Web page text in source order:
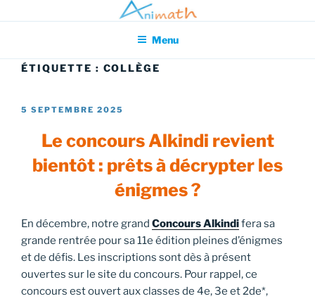
au
principal
Association pour l'Animation en Mathématiques
Menu
ÉTIQUETTE : COLLÈGE
PUBLIÉ
5 SEPTEMBRE 2025
Le concours Alkindi revient
bientôt : prêts à décrypter les
énigmes ?
En décembre, notre grand Concours Alkindifera sa
grande rentrée pour sa 11e édition pleines d’énigmes
et de défis. Les inscriptions sont dès à présent
ouvertes sur le site du concours. Pour rappel, ce
concours est ouvert aux classes de 4e, 3e et 2de*,